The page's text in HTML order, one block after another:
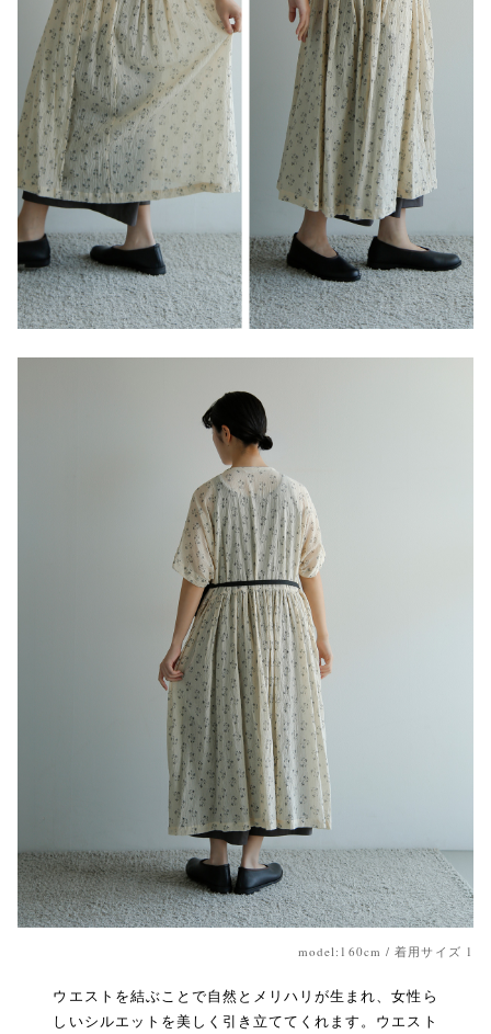
model:160cm / 着用サイズ 1
ウエストを結ぶことで自然とメリハリが生まれ、女性ら
しいシルエットを美しく引き立ててくれます。ウエスト